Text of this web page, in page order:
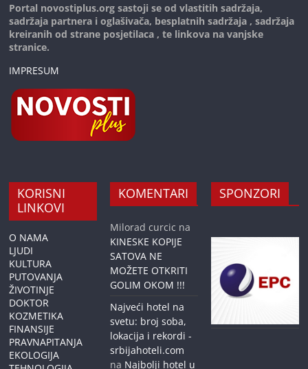
Portal novostiplus.org sastoji se od vlastitih sadržaja,
sadržaja partnera i oglašivača, besplatnih sadržaja , sadržaja
kreiranih od strane posjetilaca , te linkova na vanjske
stranice.
IMPRESUM
KORISNI
LINKOVI
O NAMA
LJUDI
KULTURA
PUTOVANJA
ŽIVOTINJE
DOKTOR
KOZMETIKA
FINANSIJE
PRAVNAPITANJA
EKOLOGIJA
KOMENTARI
Milorad curcic na
KINESKE KOPIJE
SATOVA NE
MOŽETE OTKRITI
GOLIM OKOM !!!
Najveći hotel na
svetu: broj soba,
lokacija i rekordi -
srbijahoteli.com
na Najbolji hotel u
SPONZORI